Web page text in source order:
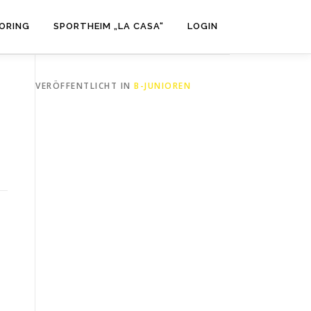
SPORTHEIM „LA CASA“ LOGIN
VERÖFFENTLICHT IN B-JUNIOREN